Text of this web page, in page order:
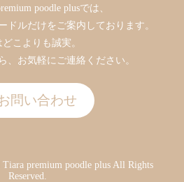
poodle plusでは、
ドルだけをご案内しております。
こよりも誠実。
、お気軽にご連絡ください。
問い合わせ
premium poodle plus All Rights
Reserved.